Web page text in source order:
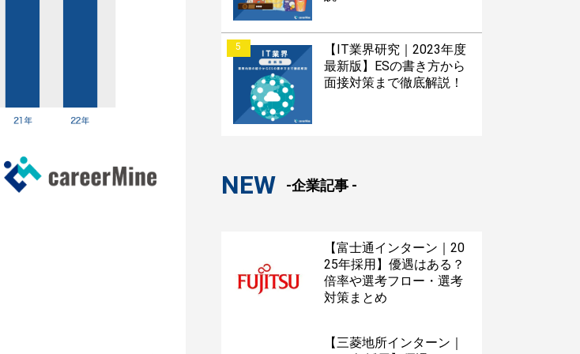
5
【IT業界研究｜2023年度
最新版】ESの書き方から
面接対策まで徹底解説！
NEW -企業記事 -
【富士通インターン｜20
25年採用】優遇はある？
倍率や選考フロー・選考
対策まとめ
【三菱地所インターン｜